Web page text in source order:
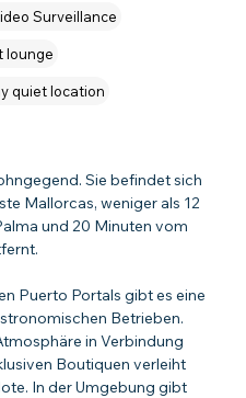
Surveillance
lounge
quiet location
Sie befindet sich
Mallorcas, weniger als 12
und 20 Minuten vom
Puerto Portals gibt es eine
Betrieben.
in Verbindung
Boutiquen verleiht
In der Umgebung gibt